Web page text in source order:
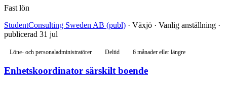
Fast lön
StudentConsulting Sweden AB (publ) · Växjö · Vanlig anställning ·
publicerad 31 jul
Löne- och personaladministratörer Deltid 6 månader eller längre
Enhetskoordinator särskilt boende